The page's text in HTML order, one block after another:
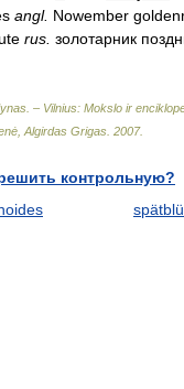
angl. Nowember
rus. золотарник
– Vilnius: Mokslo ir
Algirdas Grigas 2007.
контрольную?